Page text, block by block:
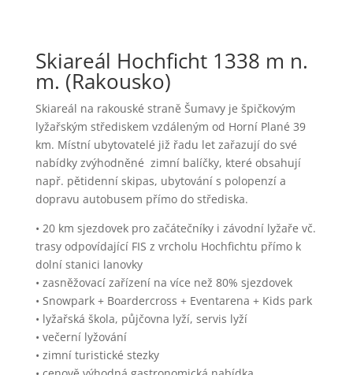
Skiareál Hochficht 1338 m n.
m. (Rakousko)
Skiareál na rakouské straně Šumavy je špičkovým
lyžařským střediskem vzdáleným od Horní Plané 39
km. Místní ubytovatelé již řadu let zařazují do své
nabídky zvýhodněné zimní balíčky, které obsahují
např. pětidenní skipas, ubytování s polopenzí a
dopravu autobusem přímo do střediska.
• 20 km sjezdovek pro začátečníky i závodní lyžaře vč.
trasy odpovídající FIS z vrcholu Hochfichtu přímo k
dolní stanici lanovky
• zasněžovací zařízení na více než 80% sjezdovek
• Snowpark + Boardercross + Eventarena + Kids park
• lyžařská škola, půjčovna lyží, servis lyží
• večerní lyžování
• zimní turistické stezky